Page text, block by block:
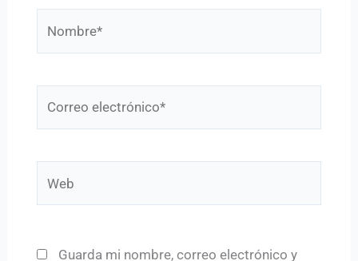
Guarda mi nombre, correo electrónico y